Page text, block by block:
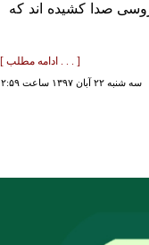
صدا کشیده اند که
[ . . . ادامه مطلب ]
سه شنبه ۲۲ آبان ۱۳۹۷ ساعت ۱۲:۵۹